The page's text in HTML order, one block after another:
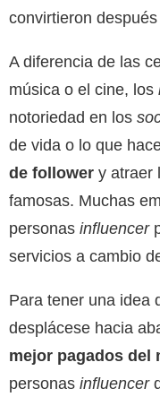
convirtieron
A diferencia de las
música o el cine, los
notoriedad en los
de vida o lo que
de follower y atraer
famosas. Muchas
personas influencer
servicios a cambio
Para tener una idea
desplácese hacia
mejor pagados del
personas influencer